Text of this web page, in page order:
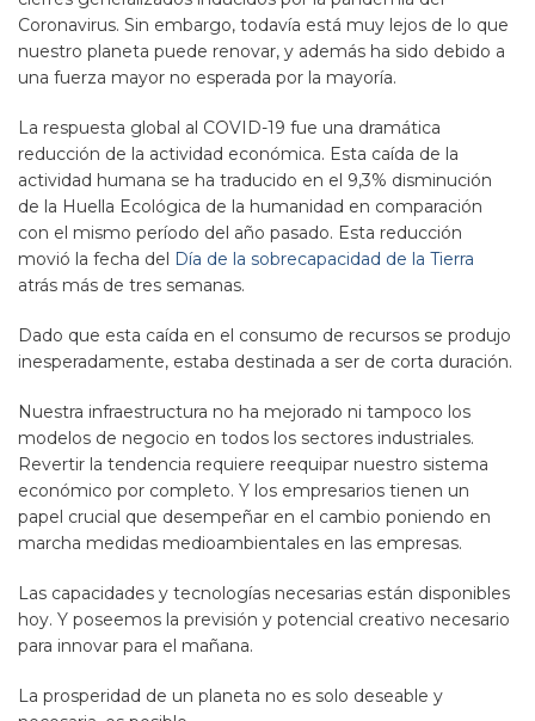
Coronavirus. Sin embargo, todavía está muy lejos de lo que
nuestro planeta puede renovar, y además ha sido debido a
una fuerza mayor no esperada por la mayoría.
La respuesta global al COVID-19 fue una dramática
reducción de la actividad económica. Esta caída de la
actividad humana se ha traducido en el 9,3% disminución
de la Huella Ecológica de la humanidad en comparación
con el mismo período del año pasado. Esta reducción
movió la fecha del Día de la sobrecapacidad de la Tierra
atrás más de tres semanas.
Dado que esta caída en el consumo de recursos se produjo
inesperadamente, estaba destinada a ser de corta duración.
Nuestra infraestructura no ha mejorado ni tampoco los
modelos de negocio en todos los sectores industriales.
Revertir la tendencia requiere reequipar nuestro sistema
económico por completo. Y los empresarios tienen un
papel crucial que desempeñar en el cambio poniendo en
marcha medidas medioambientales en las empresas.
Las capacidades y tecnologías necesarias están disponibles
hoy. Y poseemos la previsión y potencial creativo necesario
para innovar para el mañana.
La prosperidad de un planeta no es solo deseable y